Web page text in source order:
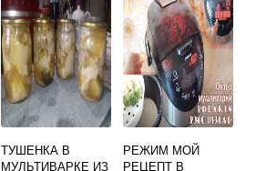
ТУШЕНКА В
МУЛЬТИВАРКЕ ИЗ
РЕЖИМ МОЙ
РЕЦЕПТ В